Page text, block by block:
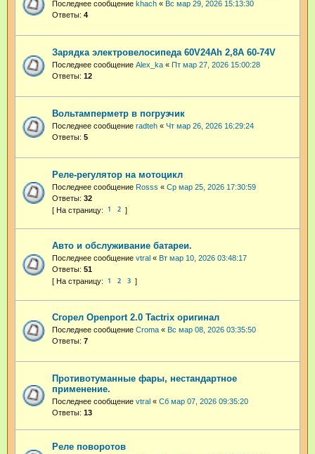
Последнее сообщение khach « Вс мар 29, 2026 15:13:30
Ответы: 4
Зарядка электровелосипеда 60V24Ah 2,8A 60-74V
Последнее сообщение Alex_ka « Пт мар 27, 2026 15:00:28
Ответы: 12
Вольтамперметр в погрузчик
Последнее сообщение radteh « Чт мар 26, 2026 16:29:24
Ответы: 5
Реле-регулятор на мотоцикл
Последнее сообщение Rosss « Ср мар 25, 2026 17:30:59
Ответы: 32
1 2
Авто и обслуживание батареи.
Последнее сообщение vtral « Вт мар 10, 2026 03:48:17
Ответы: 51
1 2 3
Сгорел Openport 2.0 Tactrix оригинал
Последнее сообщение Croma « Вс мар 08, 2026 03:35:50
Ответы: 7
Противотуманные фары, нестандартное
применение.
Последнее сообщение vtral « Сб мар 07, 2026 09:35:20
Ответы: 13
Реле поворотов